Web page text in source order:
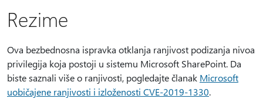
Rezime
Ova bezbednosna ispravka otklanja ranjivost podizanja nivoa
privilegija koja postoji u sistemu Microsoft SharePoint. Da
biste saznali više o ranjivosti, pogledajte članak Microsoft
uobičajene ranjivosti i izloženosti CVE-2019-1330.